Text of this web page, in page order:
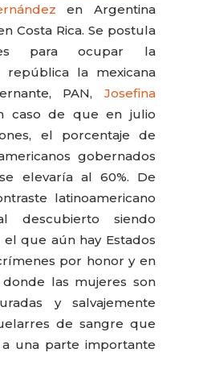
en Argentina
Costa Rica. Se postula
para ocupar la
república la mexicana
PAN, Josefina
caso de que en julio
el porcentaje de
gobernados
elevaría al 60%. De
latinoamericano
descubierto siendo
que aún hay Estados
por honor y en
las mujeres son
y salvajemente
de sangre que
una parte importante